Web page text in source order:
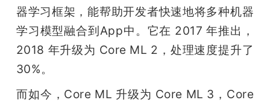
器学习框架，能帮助开发者快速地将多种机器
学习模型融合到App中。它在 2017 年推出，
2018 年升级为 Core ML 2，处理速度提升了
30%。
而如今，Core ML 升级为 Core ML 3，Core